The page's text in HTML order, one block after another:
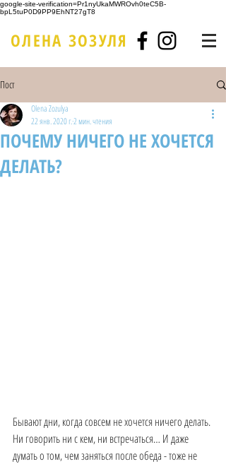
google-site-verification=Pr1nyUkaMWROvh0teC5B-
bpL5tuP0D9PP9EhNT27gT8
ОЛЕНА ЗОЗУЛЯ
Пост
ПОЧЕМУ НИЧЕГО НЕ ХОЧЕТСЯ
ДЕЛАТЬ?
Olena Zozulya
22 янв. 2020 г.2 мин. чтения
Бывают дни, когда совсем не хочется ничего делать.
Ни говорить ни с кем, ни встречаться… И даже
думать о том, чем заняться после обеда - тоже не